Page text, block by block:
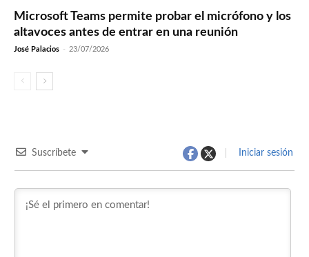
Microsoft Teams permite probar el micrófono y los
altavoces antes de entrar en una reunión
José Palacios - 23/07/2026
Suscríbete Iniciar sesión